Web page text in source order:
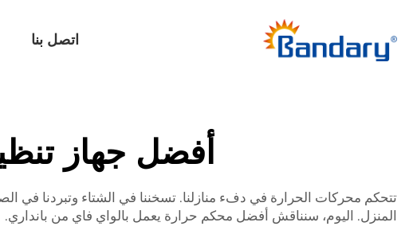
اتصل بنا
أفضل جهاز
تتحكم محركات الحرارة في دفء منازلنا. تسخننا في الشتاء وتبردنا في
المنزل. اليوم، سنناقش أفضل محكم حرارة يعمل بالواي فاي من بانداري.